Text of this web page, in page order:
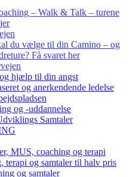
– Walk & Talk – turene
du vælge til din Camino – og
Få svaret her
hjælp til din angst
og anerkendende ledelse
og -uddannelse
Samtaler
MUS, coaching og terapi
terapi og samtaler til halv pris
og samtaler